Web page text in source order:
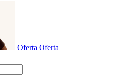
Oferta Oferta